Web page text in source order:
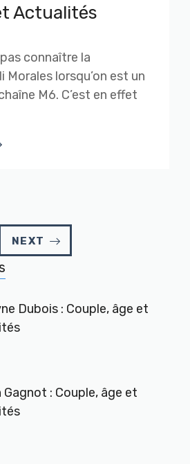
Actualités
connaître la
Morales lorsqu’on est un
M6. C’est en effet
NEXT
Dubois : Couple, âge et
Gagnot : Couple, âge et